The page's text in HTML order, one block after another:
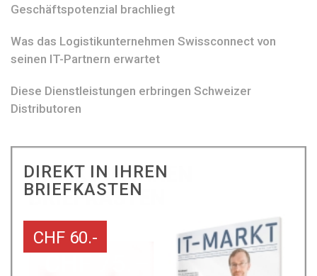
Geschäftspotenzial brachliegt
Was das Logistikunternehmen Swissconnect von
seinen IT-Partnern erwartet
Diese Dienstleistungen erbringen Schweizer
Distributoren
DIREKT IN IHREN
BRIEFKASTEN
CHF 60.-